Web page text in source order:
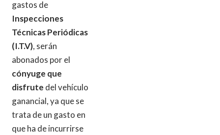
gastos de
Inspecciones
Técnicas Periódicas
(I.T.V), serán
abonados por el
cónyuge que
disfrute del vehículo
ganancial, ya que se
trata de un gasto en
que ha de incurrirse